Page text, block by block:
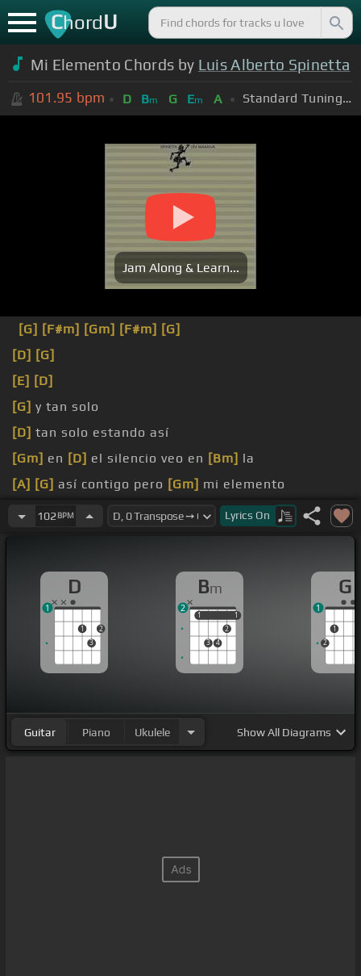
ChordU
Mi Elemento Chords by Luis Alberto Spinetta
101.95 bpm D Bm G Em A Standard Tuning (EADGBE)
Jam Along & Learn...
[G] [F#m] [Gm] [F#m] [G]
[D] [G]
[E] [D]
[G] y tan solo
[D] tan solo estando así
[Gm] en [D] el silencio veo en [Bm] la
[A] [G] así contigo pero [Gm] mi elemento
veo en[Bm] el silencio
102 BPM Lyrics On
D
1
3
2
1
Bm
1
3 4
2
1
1 1
2
G
2
1
1
Guitar Piano Ukulele ShowAll Diagrams